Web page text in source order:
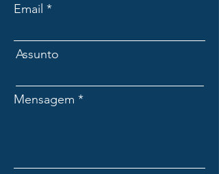
Email
Assunto
Mensagem